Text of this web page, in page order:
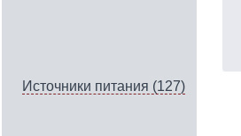
Источники питания (127)